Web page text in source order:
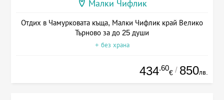
Малки Чифлик
Отдих в Чамурковата къща, Малки Чифлик край Велико
Търново за до 25 души
+ без храна
434.60
€ / 850лв.